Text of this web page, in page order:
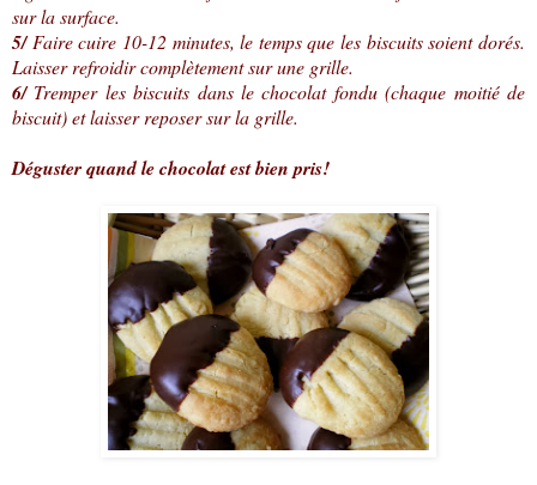
sur la surface.
5/Faire cuire 10-12 minutes, le temps que les biscuits soient dorés.
Laisser refroidir complètement sur une grille.
6/Tremper les biscuits dans le chocolat fondu (chaque moitié de
biscuit) et laisser reposer sur la grille.
Déguster quand le chocolat est bien pris!